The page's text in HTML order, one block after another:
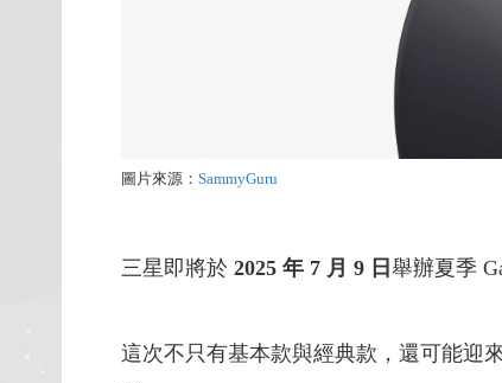
圖片來源： SammyGuru
三星即將於 2025 年 7 月 9 日 舉辦夏季
這次不只有基本款與經典款，還可能迎